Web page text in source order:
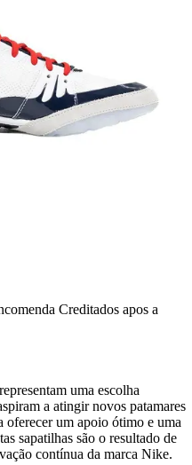
Creditados apos a
uma escolha
a atingir novos patamares
oferecer um apoio ótimo e uma
sapatilhas são o resultado de
contínua da marca Nike.